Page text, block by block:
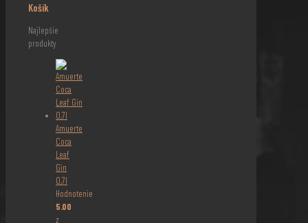
Košík
Najlepšie
produkty
Amuerte
Coca
Leaf
Gin
0,7l
Hodnotenie
5.00
z